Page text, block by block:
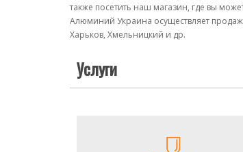
также посетить наш магазин, где вы
Алюминий Украина осуществляет
Харьков, Хмельницкий и др.
Услуги